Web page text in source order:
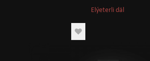
Elýeterli däl